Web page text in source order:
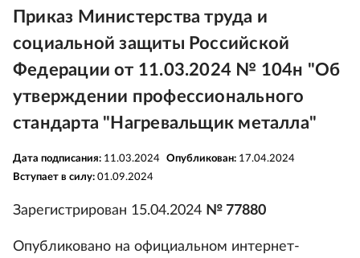
Приказ Министерства труда и
социальной защиты Российской
Федерации от 11.03.2024 № 104н "Об
утверждении профессионального
стандарта "Нагревальщик металла"
Дата подписания: 11.03.2024 Опубликован: 17.04.2024
Вступает в силу: 01.09.2024
Зарегистрирован 15.04.2024 № 77880
Опубликовано на официальном интернет-